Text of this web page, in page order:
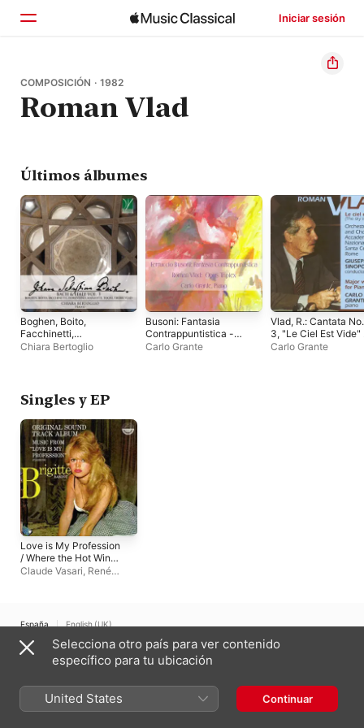
Iniciar sesión
Inicio
Explorar
COMPOSICIÓN · 1982
Roman Vlad
Últimos álbumes
Boghen, Boito,
Facchinetti,
Fiorentino, Manzotti,
Chiara Bertoglio
Busoni: Fantasia
Contrappuntistica -
Vlad: Opus Triplex
Carlo Grante
Vlad, R.: Cantata No.
3, "Le Ciel Est Vide"
Piano Works
Carlo Grante
Singles y EP
Love is My Profession
/ Where the Hot Wind
Blows - EP
Claude Vasari, René
España English (UK)
Copyright © 2026 Apple Inc.
Todos los derechos reservados.
Aviso sobre cookies
Soporte Comentarios
Selecciona otro país para ver contenido
específico para tu ubicación
United States Continuar